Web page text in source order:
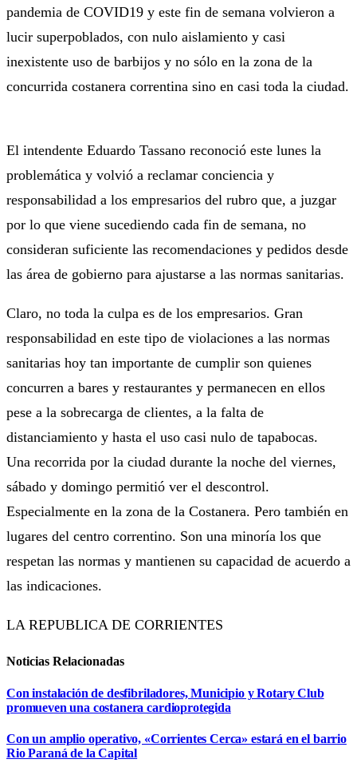
pandemia de COVID19 y este fin de semana volvieron a
lucir superpoblados, con nulo aislamiento y casi
inexistente uso de barbijos y no sólo en la zona de la
concurrida costanera correntina sino en casi toda la ciudad.
El intendente Eduardo Tassano reconoció este lunes la
problemática y volvió a reclamar conciencia y
responsabilidad a los empresarios del rubro que, a juzgar
por lo que viene sucediendo cada fin de semana, no
consideran suficiente las recomendaciones y pedidos desde
las área de gobierno para ajustarse a las normas sanitarias.
Claro, no toda la culpa es de los empresarios. Gran
responsabilidad en este tipo de violaciones a las normas
sanitarias hoy tan importante de cumplir son quienes
concurren a bares y restaurantes y permanecen en ellos
pese a la sobrecarga de clientes, a la falta de
distanciamiento y hasta el uso casi nulo de tapabocas.
Una recorrida por la ciudad durante la noche del viernes,
sábado y domingo permitió ver el descontrol.
Especialmente en la zona de la Costanera. Pero también en
lugares del centro correntino. Son una minoría los que
respetan las normas y mantienen su capacidad de acuerdo a
las indicaciones.
LA REPUBLICA DE CORRIENTES
Noticias Relacionadas
Con instalación de desfibriladores, Municipio y Rotary Club
promueven una costanera cardioprotegida
Con un amplio operativo, «Corrientes Cerca» estará en el barrio
Rio Paraná de la Capital